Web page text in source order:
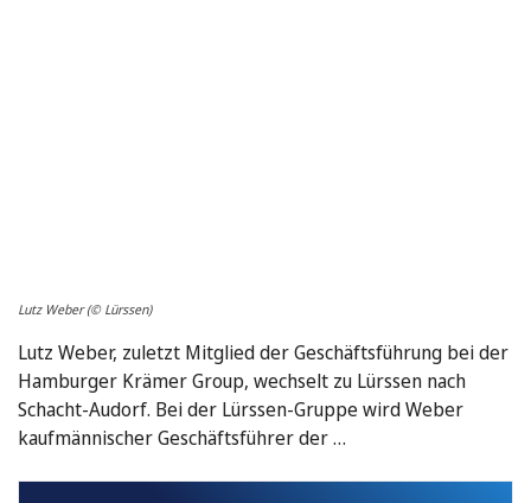
Lutz Weber (© Lürssen)
Lutz Weber, zuletzt Mitglied der Geschäftsführung bei der
Hamburger Krämer Group, wechselt zu Lürssen nach
Schacht-Audorf. Bei der Lürssen-Gruppe wird Weber
kaufmännischer Geschäftsführer der …